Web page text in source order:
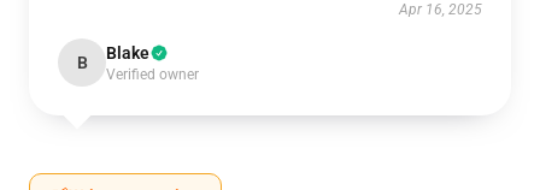
Apr 16, 2025
B Blake
Verified owner